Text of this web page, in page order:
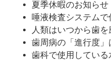
夏季休暇のお知らせ
唾液検査システム
人類はいつから歯
歯周病の「進行度
歯科で使用している